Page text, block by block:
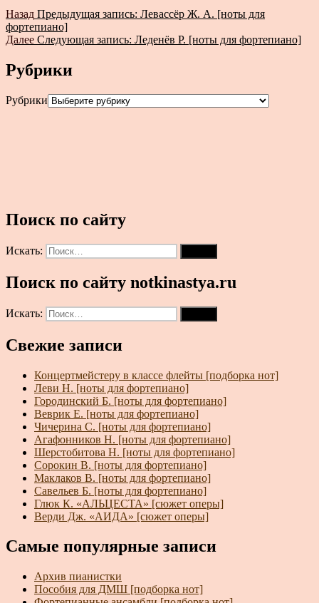
Назад Предыдущая запись: Левассёр Ж. А. [ноты для
фортепиано]
Далее Следующая запись: Леденёв Р. [ноты для фортепиано]
Рубрики
Рубрики
Поиск по сайту
Искать:
Поиск по сайту notkinastya.ru
Искать:
Свежие записи
Концертмейстеру в классе флейты [подборка нот]
Леви Н. [ноты для фортепиано]
Городинский Б. [ноты для фортепиано]
Веврик Е. [ноты для фортепиано]
Чичерина С. [ноты для фортепиано]
Агафонников Н. [ноты для фортепиано]
Шерстобитова Н. [ноты для фортепиано]
Сорокин В. [ноты для фортепиано]
Маклаков В. [ноты для фортепиано]
Савельев Б. [ноты для фортепиано]
Глюк К. «АЛЬЦЕСТА» [сюжет оперы]
Верди Дж. «АИДА» [сюжет оперы]
Самые популярные записи
Архив пианистки
Пособия для ДМШ [подборка нот]